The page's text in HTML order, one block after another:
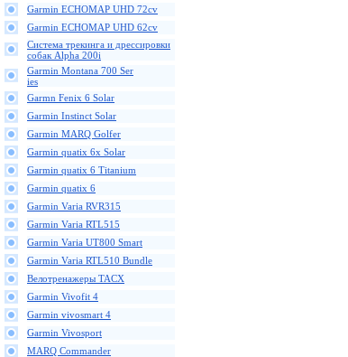
Garmin ECHOMAP UHD 72cv
Garmin ECHOMAP UHD 62cv
Cистема трекинга и дрессировки
собак Alpha 200i
Garmin Montana 700 Ser
ies
Garmn Fenix 6 Solar
Garmin Instinct Solar
Garmin MARQ Golfer
Garmin quatix 6x Solar
Garmin quatix 6 Titanium
Garmin quatix 6
Garmin Varia RVR315
Garmin Varia RTL515
Garmin Varia UT800 Smart
Garmin Varia RTL510 Bundle
Велотренажеры TACX
Garmin Vivofit 4
Garmin vivosmart 4
Garmin Vivosport
MARQ Commander